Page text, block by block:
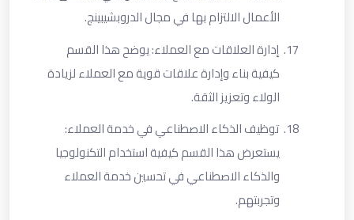
الأعمال الالتزام بها في مجال الدروبشيبينج.
17. إدارة العلاقات مع العملاء: يوضح هذا القسم
كيفية بناء وإدارة علاقات قوية مع العملاء لزيادة
الولاء وتعزيز الثقة.
18. توظيف الذكاء الاصطناعي في خدمة العملاء:
يستعرض هذا القسم كيفية استخدام التكنولوجيا
والذكاء الاصطناعي في تحسين خدمة العملاء
وتجربتهم.